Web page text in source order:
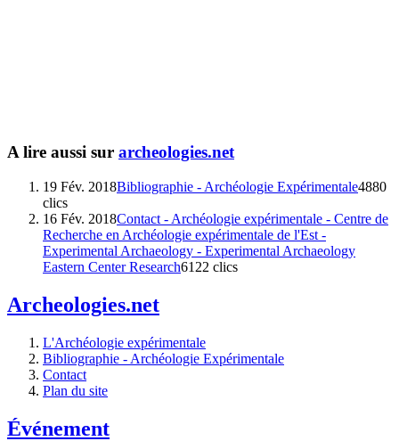
A lire aussi sur archeologies.net
19 Fév. 2018Bibliographie - Archéologie Expérimentale4880
clics
16 Fév. 2018Contact - Archéologie expérimentale - Centre de
Recherche en Archéologie expérimentale de l'Est -
Experimental Archaeology - Experimental Archaeology
Eastern Center Research6122 clics
Archeologies.net
L'Archéologie expérimentale
Bibliographie - Archéologie Expérimentale
Contact
Plan du site
Événement